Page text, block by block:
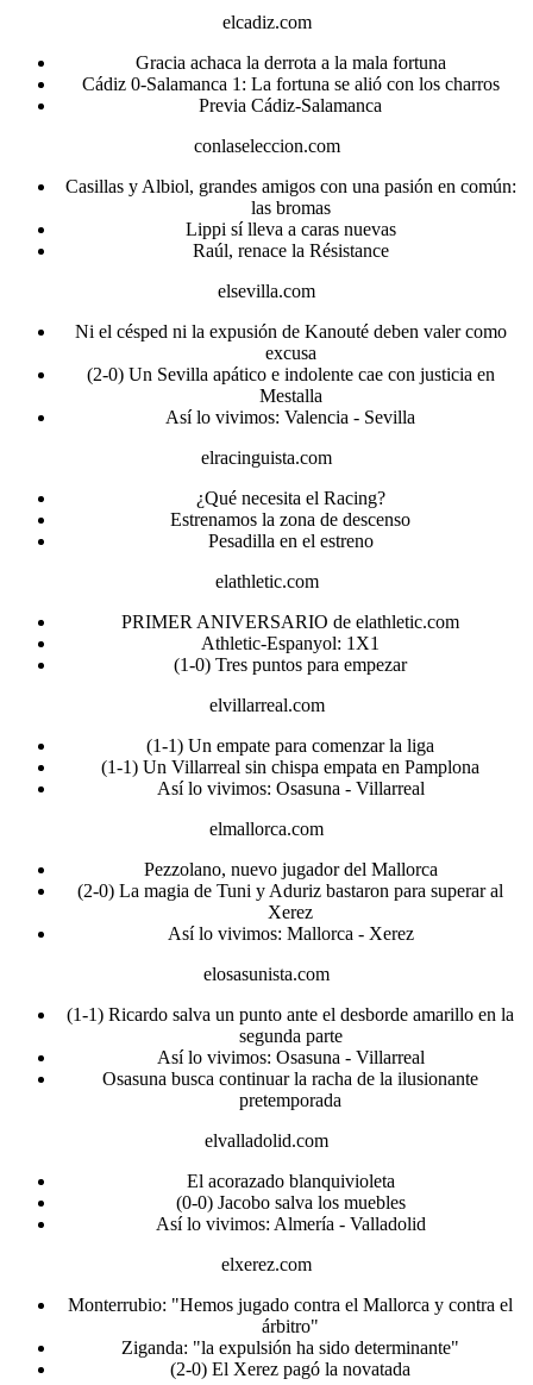
elcadiz.com
Gracia achaca la derrota a la mala fortuna
Cádiz 0-Salamanca 1: La fortuna se alió con los charros
Previa Cádiz-Salamanca
conlaseleccion.com
Casillas y Albiol, grandes amigos con una pasión en común:
las bromas
Lippi sí lleva a caras nuevas
Raúl, renace la Résistance
elsevilla.com
Ni el césped ni la expusión de Kanouté deben valer como
excusa
(2-0) Un Sevilla apático e indolente cae con justicia en
Mestalla
Así lo vivimos: Valencia - Sevilla
elracinguista.com
¿Qué necesita el Racing?
Estrenamos la zona de descenso
Pesadilla en el estreno
elathletic.com
PRIMER ANIVERSARIO de elathletic.com
Athletic-Espanyol: 1X1
(1-0) Tres puntos para empezar
elvillarreal.com
(1-1) Un empate para comenzar la liga
(1-1) Un Villarreal sin chispa empata en Pamplona
Así lo vivimos: Osasuna - Villarreal
elmallorca.com
Pezzolano, nuevo jugador del Mallorca
(2-0) La magia de Tuni y Aduriz bastaron para superar al
Xerez
Así lo vivimos: Mallorca - Xerez
elosasunista.com
(1-1) Ricardo salva un punto ante el desborde amarillo en la
segunda parte
Así lo vivimos: Osasuna - Villarreal
Osasuna busca continuar la racha de la ilusionante
pretemporada
elvalladolid.com
El acorazado blanquivioleta
(0-0) Jacobo salva los muebles
Así lo vivimos: Almería - Valladolid
elxerez.com
Monterrubio: "Hemos jugado contra el Mallorca y contra el
árbitro"
Ziganda: "la expulsión ha sido determinante"
(2-0) El Xerez pagó la novatada